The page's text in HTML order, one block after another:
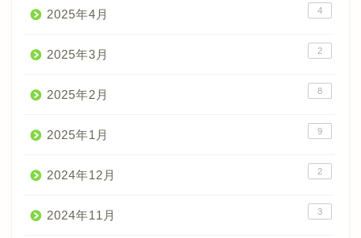
2025年4月 4
2025年3月 2
2025年2月 8
2025年1月 9
2024年12月 2
2024年11月 3